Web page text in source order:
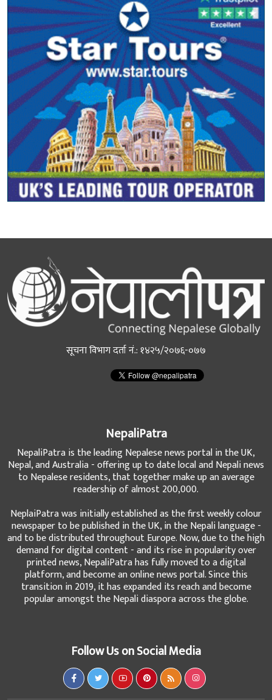
सूचना विभाग दर्ता नं.: १४२५/२०७६-०७७
NepaliPatra
NepaliPatra is the leading Nepalese news portal in the UK,
Nepal, and Australia - offering up to date local and Nepali news
to Nepalese residents, that together make up an average
readership of almost 200,000.
NeplaiPatra was initially established as the first weekly colour
newspaper to be published in the UK, in the Nepali language -
and to be distributed throughout Europe. Now, due to the high
demand for digital content - and its rise in popularity over
printed news, NepaliPatra has fully moved to a digital
platform, and become an online news portal. Since this
transition in 2019, it has expanded its reach and become
popular amongst the Nepali diaspora across the globe.
Follow Us on Social Media